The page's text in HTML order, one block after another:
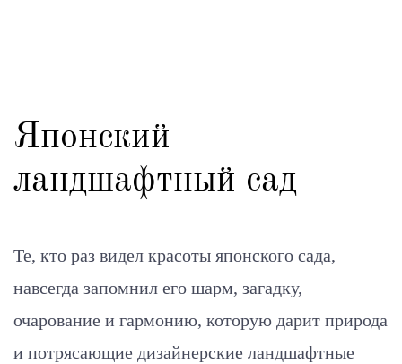
Японский
ландшафтный сад
Те, кто раз видел красоты японского сада,
навсегда запомнил его шарм, загадку,
очарование и гармонию, которую дарит природа
и потрясающие дизайнерские ландшафтные